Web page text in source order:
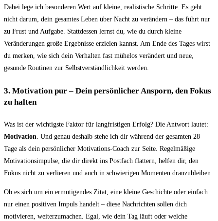
Dabei lege ich besonderen Wert auf kleine, realistische Schritte. Es geht
nicht darum, dein gesamtes Leben über Nacht zu verändern – das führt nur
zu Frust und Aufgabe. Stattdessen lernst du, wie du durch kleine
Veränderungen große Ergebnisse erzielen kannst. Am Ende des Tages wirst
du merken, wie sich dein Verhalten fast mühelos verändert und neue,
gesunde Routinen zur Selbstverständlichkeit werden.
3. Motivation pur – Dein persönlicher Ansporn, den Fokus
zu halten
Was ist der wichtigste Faktor für langfristigen Erfolg? Die Antwort lautet:
Motivation. Und genau deshalb stehe ich dir während der gesamten 28
Tage als dein persönlicher Motivations-Coach zur Seite. Regelmäßige
Motivationsimpulse, die dir direkt ins Postfach flattern, helfen dir, den
Fokus nicht zu verlieren und auch in schwierigen Momenten dranzubleiben.
Ob es sich um ein ermutigendes Zitat, eine kleine Geschichte oder einfach
nur einen positiven Impuls handelt – diese Nachrichten sollen dich
motivieren, weiterzumachen. Egal, wie dein Tag läuft oder welche